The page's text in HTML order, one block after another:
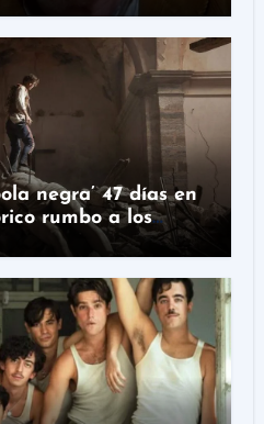
negra’ 47 días en
rumbo a los